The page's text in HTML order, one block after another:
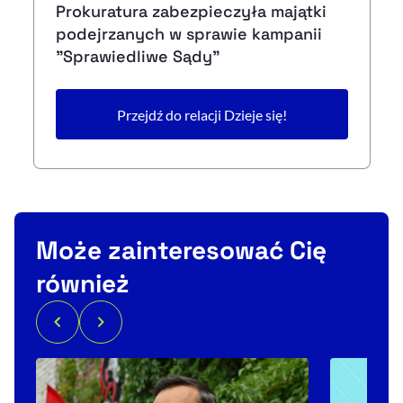
Prokuratura zabezpieczyła majątki
podejrzanych w sprawie kampanii
"Sprawiedliwe Sądy"
Przejdź do relacji Dzieje się!
Może zainteresować Cię
również